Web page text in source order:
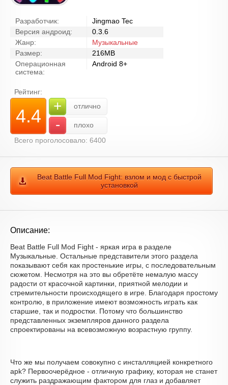
Разработчик:
Jingmao Tec
Версия андроид:
0.3.6
Жанр:
Музыкальные
Размер:
216MB
Операционная
система:
Android 8+
Рейтинг:
4.4 + отлично
-
плохо
Всего проголосовало: 6400
Beat Battle Full Mod Fight: взлом и мод с быстрой
установкой
Описание:
Beat Battle Full Mod Fight - яркая игра в разделе
Музыкальные. Остальные представители этого раздела
показывают себя как простенькие игры, с последовательным
сюжетом. Несмотря на это вы обретёте немалую массу
радости от красочной картинки, приятной мелодии и
стремительности происходящего в игре. Благодаря простому
контролю, в приложение имеют возможность играть как
старшие, так и подростки. Потому что большинство
представленных экземпляров данного раздела
спроектированы на всевозможную возрастную группу.
Что же мы получаем совокупно с инсталляцией конкретного
apk? Первоочерёдное - отличную графику, которая не станет
служить раздражающим фактором для глаз и добавляет